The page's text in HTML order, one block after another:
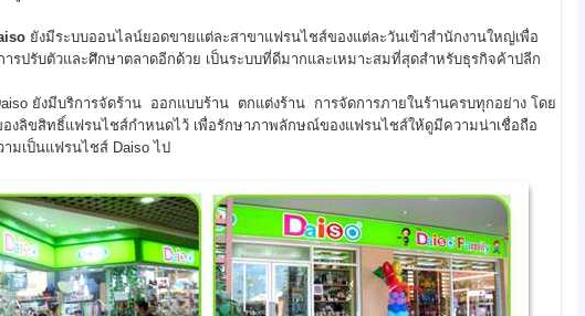
ยังมีระบบออนไลน์ยอดขายแต่ละสาขาแฟรนไชส์ของแต่ละวันเข้าสำนักงานใหญ่เพื่อ
รปรับตัวและศึกษาตลาดอีกด้วย เป็นระบบที่ดีมากและเหมาะสมที่สุดสำหรับธุรกิจค้าปลีก
มีบริการจัดร้าน ออกแบบร้าน ตกแต่งร้าน การจัดการภายในร้านครบทุกอย่าง โดย
องลิขสิทธิ์แฟรนไชส์กำหนดไว้ เพื่อรักษาภาพลักษณ์ของแฟรนไชส์ให้ดูมีความน่าเชื่อถือ
มเป็นแฟรนไชส์ Daiso ไป